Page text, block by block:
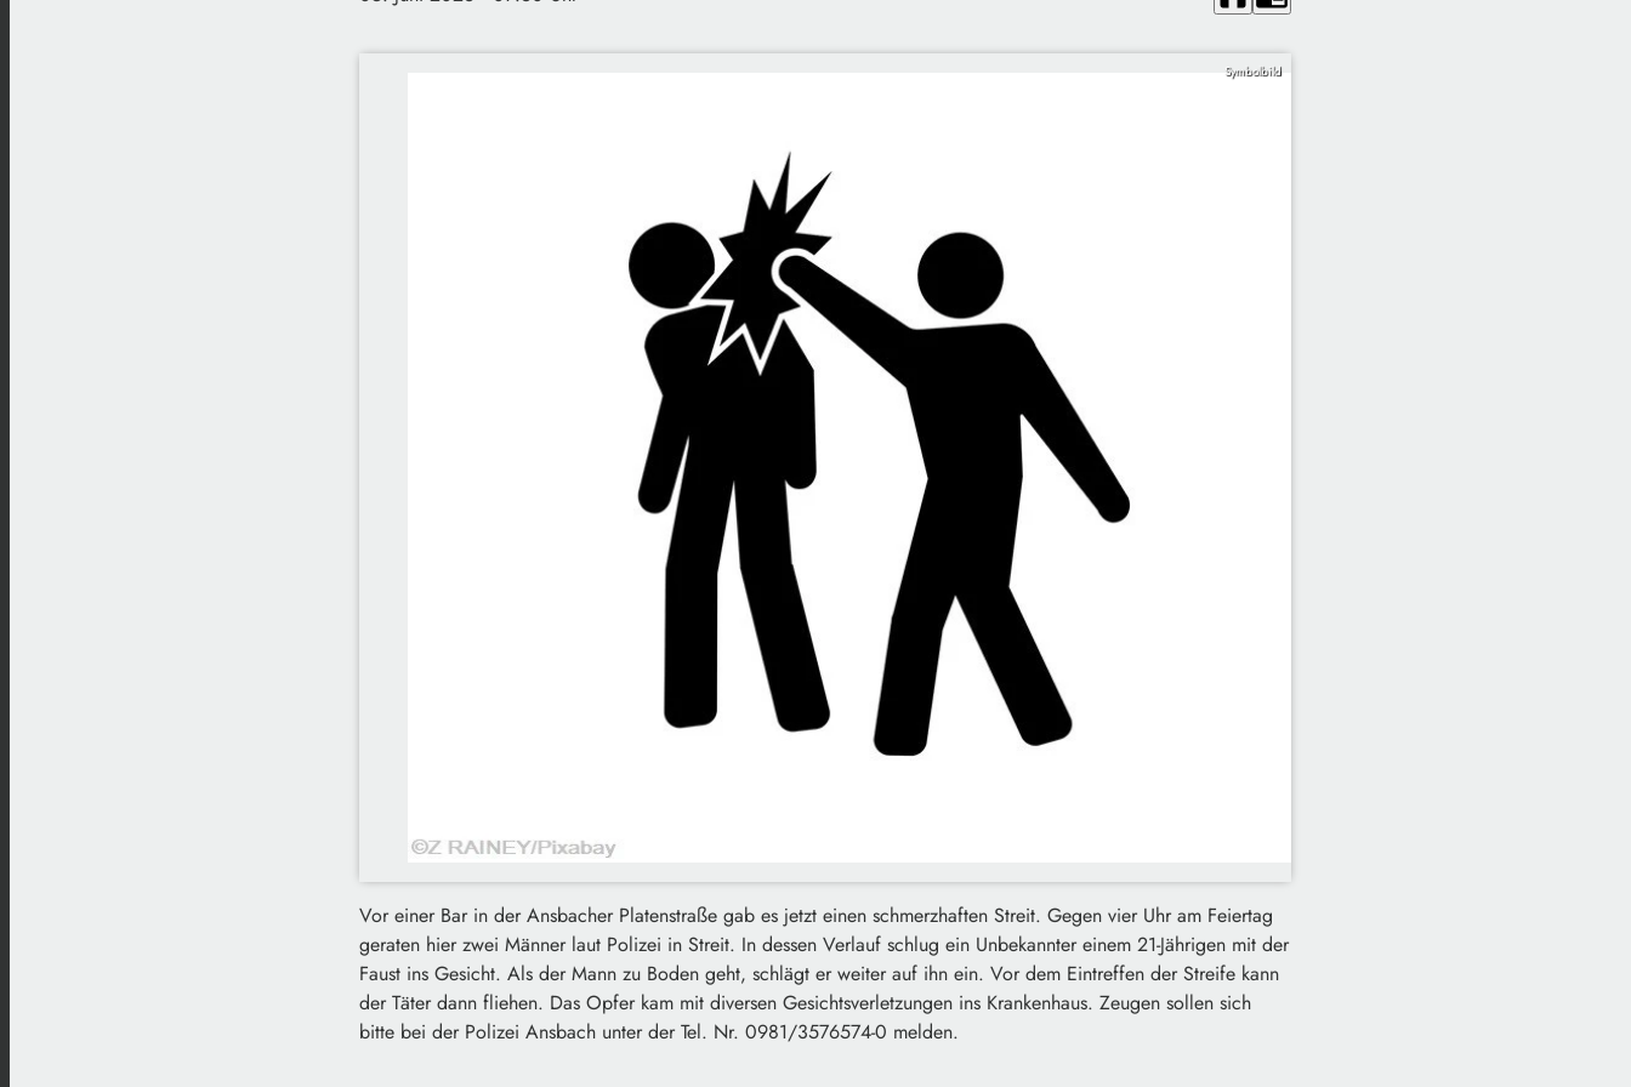
Symbolbild
Vor einer Bar in der Ansbacher Platenstraße gab es jetzt einen schmerzhaften Streit. Gegen vier Uhr am Feiertag
geraten hier zwei Männer laut Polizei in Streit. In dessen Verlauf schlug ein Unbekannter einem 21-Jährigen mit der
Faust ins Gesicht. Als der Mann zu Boden geht, schlägt er weiter auf ihn ein. Vor dem Eintreffen der Streife kann
der Täter dann fliehen. Das Opfer kam mit diversen Gesichtsverletzungen ins Krankenhaus. Zeugen sollen sich
bitte bei der Polizei Ansbach unter der Tel. Nr. 0981/3576574-0 melden.